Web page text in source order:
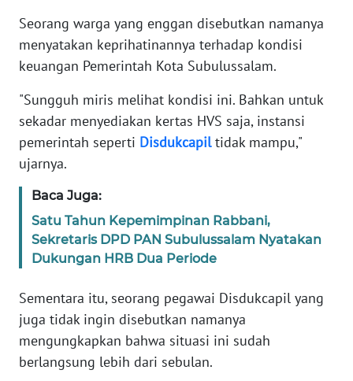
Seorang warga yang enggan disebutkan namanya
menyatakan keprihatinannya terhadap kondisi
keuangan Pemerintah Kota Subulussalam.
"Sungguh miris melihat kondisi ini. Bahkan untuk
sekadar menyediakan kertas HVS saja, instansi
pemerintah seperti Disdukcapiltidak mampu,"
ujarnya.
Baca Juga:
Satu Tahun Kepemimpinan Rabbani,
Sekretaris DPD PAN Subulussalam Nyatakan
Dukungan HRB Dua Periode
Sementara itu, seorang pegawai Disdukcapil yang
juga tidak ingin disebutkan namanya
mengungkapkan bahwa situasi ini sudah
berlangsung lebih dari sebulan.
WN
JAKARTA
JABAR
WN
WN
NTT
WN
WN
PAPUA